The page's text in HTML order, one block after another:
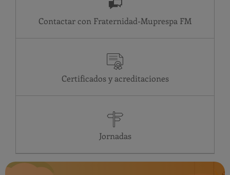
Contactar con Fraternidad-Muprespa
Certificados y acreditaciones
Jornadas